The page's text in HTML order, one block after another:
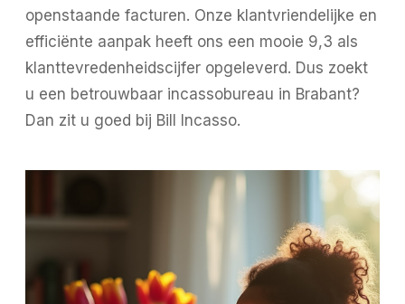
openstaande facturen. Onze klantvriendelijke en
efficiënte aanpak heeft ons een mooie 9,3 als
klanttevredenheidscijfer opgeleverd. Dus zoekt
u een betrouwbaar incassobureau in Brabant?
Dan zit u goed bij Bill Incasso.